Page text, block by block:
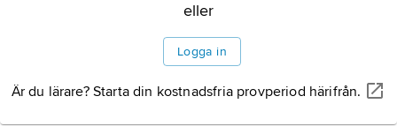
eller
Logga in
Är du lärare? Starta din kostnadsfria provperiod härifrån.